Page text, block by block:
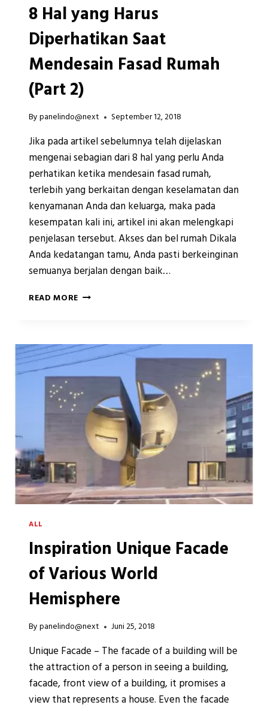
8 Hal yang Harus
Diperhatikan Saat
Mendesain Fasad Rumah
(Part 2)
Bypanelindo@next September 12, 2018
Jika pada artikel sebelumnya telah dijelaskan
mengenai sebagian dari 8 hal yang perlu Anda
perhatikan ketika mendesain fasad rumah,
terlebih yang berkaitan dengan keselamatan dan
kenyamanan Anda dan keluarga, maka pada
kesempatan kali ini, artikel ini akan melengkapi
penjelasan tersebut. Akses dan bel rumah Dikala
Anda kedatangan tamu, Anda pasti berkeinginan
semuanya berjalan dengan baik…
READ MORE 8
DIPERHATIKAN
SAAT
RUMAH
(PART
2)
ALL
Inspiration Unique Facade
of Various World
Hemisphere
Bypanelindo@next Juni 25, 2018
Unique Facade – The facade of a building will be
the attraction of a person in seeing a building,
facade, front view of a building, it promises a
view that represents a house. Even the facade